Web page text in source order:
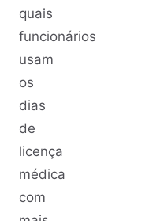
quais
funcionários
usam
os
dias
de
licença
médica
com